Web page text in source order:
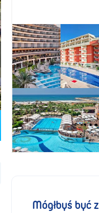
Mógłbyś być